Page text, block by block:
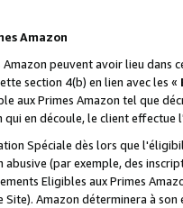
Amazon
peuvent avoir lieu dans
section 4(b) en lien avec les «
aux Primes Amazon tel que
qui en découle, le client
Spéciale dès lors que
(par exemple, des
Eligibles aux Primes
Amazon déterminera à